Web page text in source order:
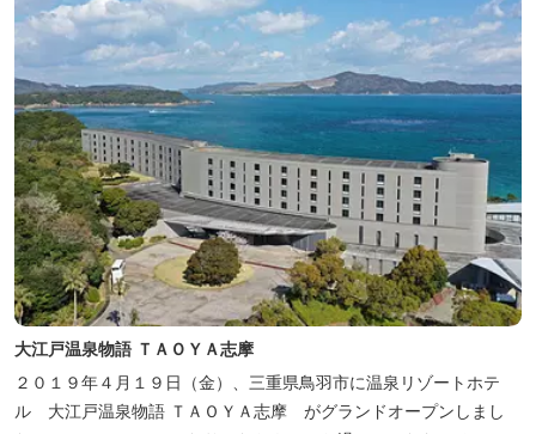
大江戸温泉物語 ＴＡＯＹＡ志摩
２０１９年４月１９日（金）、三重県鳥羽市に温泉リゾートホテ
ル 大江戸温泉物語 ＴＡＯＹＡ志摩 がグランドオープンしまし